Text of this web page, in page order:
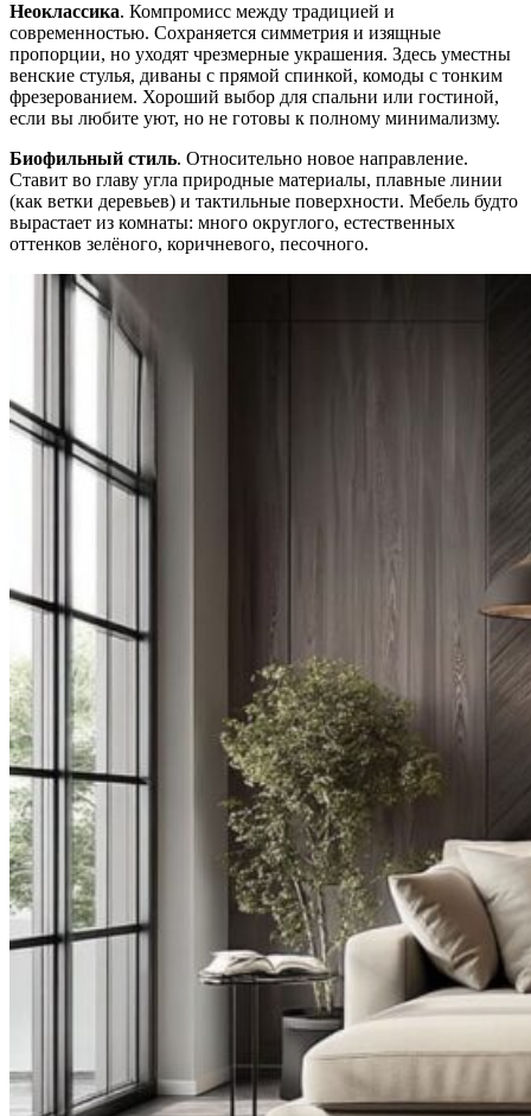
Неоклассика. Компромисс между традицией и
современностью. Сохраняется симметрия и изящные
пропорции, но уходят чрезмерные украшения. Здесь уместны
венские стулья, диваны с прямой спинкой, комоды с тонким
фрезерованием. Хороший выбор для спальни или гостиной,
если вы любите уют, но не готовы к полному минимализму.
Биофильный стиль. Относительно новое направление.
Ставит во главу угла природные материалы, плавные линии
(как ветки деревьев) и тактильные поверхности. Мебель будто
вырастает из комнаты: много округлого, естественных
оттенков зелёного, коричневого, песочного.